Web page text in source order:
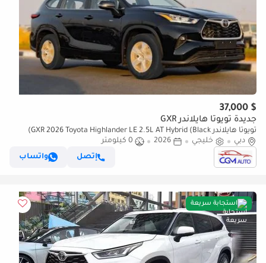
$ 37,000
جديدة تويوتا هايلاندر GXR
تويوتا هايلاندر GXR 2026 Toyota Highlander LE 2.5L AT Hybrid (Black)
دبي
خليجي 2026
0 كيلومتر
إتصل
واتساب
استجابة سريعة